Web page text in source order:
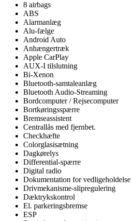
8 airbags
ABS
Alarmanlæg
Alu-fælge
Android Auto
Anhængertræk
Apple CarPlay
AUX-I tilslutning
Bi-Xenon
Bluetooth-samtaleanlæg
Bluetooth Audio-Streaming
Bordcomputer / Rejsecomputer
Bortkøringsspærre
Bremseassistent
Centrallås med fjernbet.
Checkhæfte
Colorglasisætning
Dagkørelys
Differential-spærre
Digital radio
Dokumentation for vedligeholdelse
Drivmekanisme-slipregulering
Dæktrykskontrol
El. parkeringsbremse
ESP